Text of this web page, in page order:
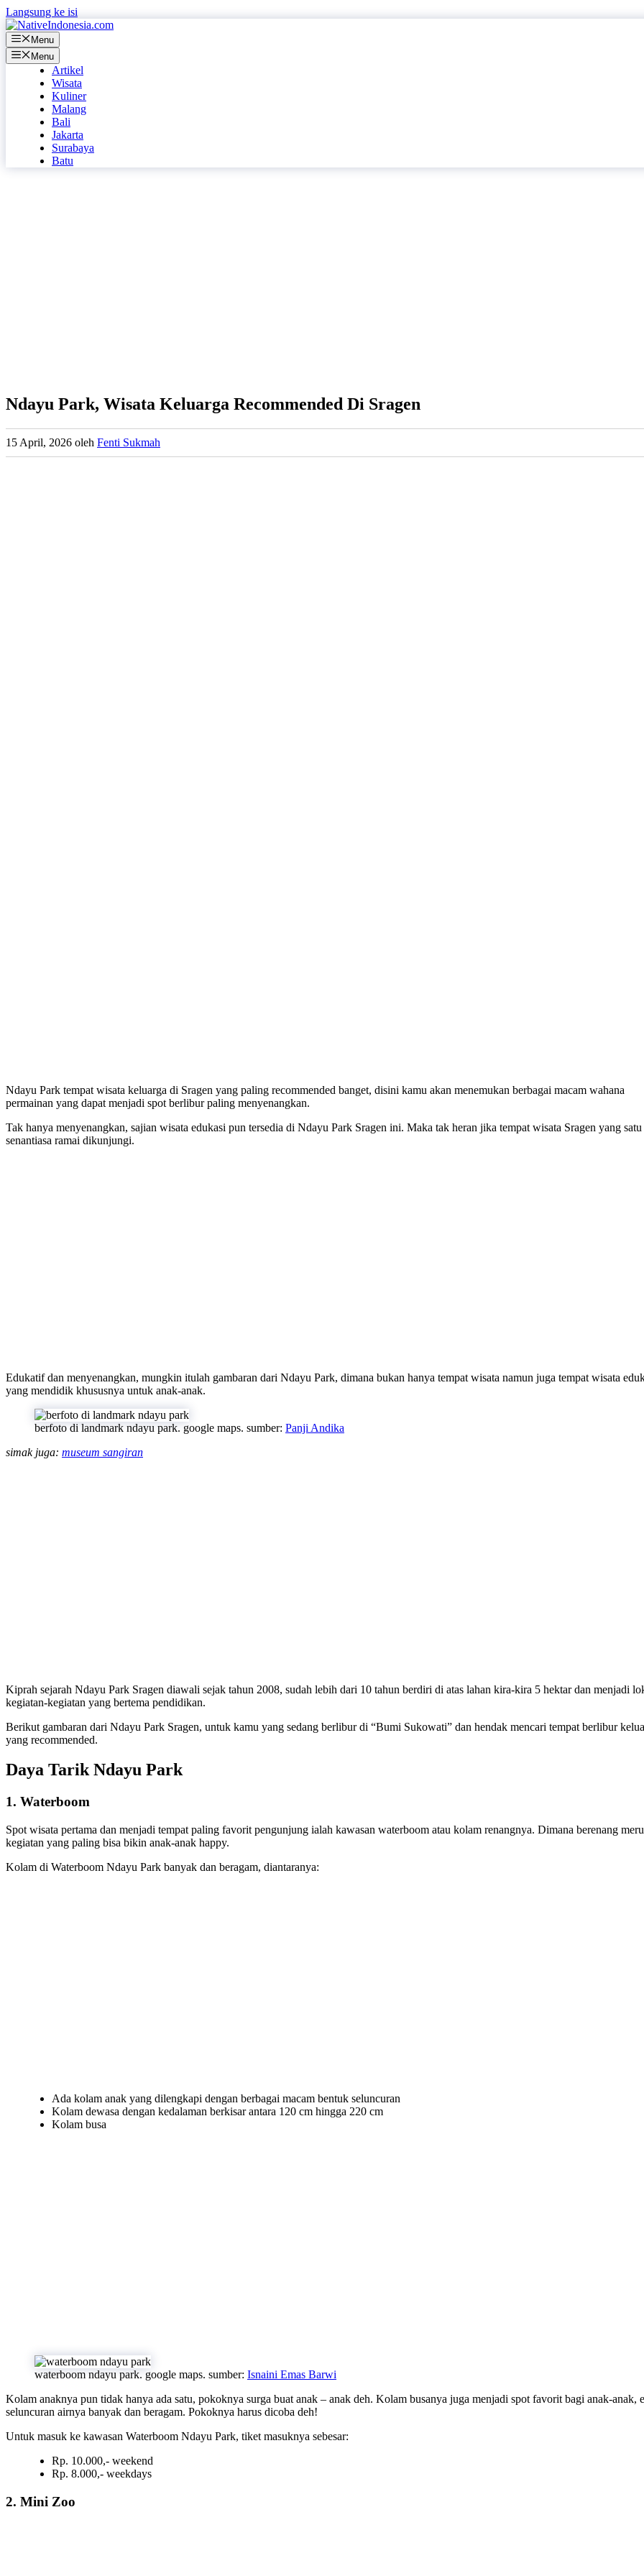
Langsung ke isi
Menu
Menu
Artikel
Wisata
Kuliner
Malang
Bali
Jakarta
Surabaya
Batu
Ndayu Park, Wisata Keluarga Recommended Di Sragen
15 April, 2026 oleh Fenti Sukmah
Ndayu Park tempat wisata keluarga di Sragen yang paling recommended banget, disini kamu akan menemukan berbagai macam wahana
permainan yang dapat menjadi spot berlibur paling menyenangkan.
Tak hanya menyenangkan, sajian wisata edukasi pun tersedia di Ndayu Park Sragen ini. Maka tak heran jika tempat wisata Sragen yang
senantiasa ramai dikunjungi.
Edukatif dan menyenangkan, mungkin itulah gambaran dari Ndayu Park, dimana bukan hanya tempat wisata namun juga tempat wisata
yang mendidik khususnya untuk anak-anak.
berfoto di landmark ndayu park. google maps. sumber: Panji Andika
simak juga: museum sangiran
Kiprah sejarah Ndayu Park Sragen diawali sejak tahun 2008, sudah lebih dari 10 tahun berdiri di atas lahan kira-kira 5 hektar dan menjadi
kegiatan-kegiatan yang bertema pendidikan.
Berikut gambaran dari Ndayu Park Sragen, untuk kamu yang sedang berlibur di “Bumi Sukowati” dan hendak mencari tempat berlibur
yang recommended.
Daya Tarik Ndayu Park
1. Waterboom
Spot wisata pertama dan menjadi tempat paling favorit pengunjung ialah kawasan waterboom atau kolam renangnya. Dimana berenang
kegiatan yang paling bisa bikin anak-anak happy.
Kolam di Waterboom Ndayu Park banyak dan beragam, diantaranya:
Ada kolam anak yang dilengkapi dengan berbagai macam bentuk seluncuran
Kolam dewasa dengan kedalaman berkisar antara 120 cm hingga 220 cm
Kolam busa
waterboom ndayu park. google maps. sumber: Isnaini Emas Barwi
Kolam anaknya pun tidak hanya ada satu, pokoknya surga buat anak – anak deh. Kolam busanya juga menjadi spot favorit bagi anak-anak,
seluncuran airnya banyak dan beragam. Pokoknya harus dicoba deh!
Untuk masuk ke kawasan Waterboom Ndayu Park, tiket masuknya sebesar:
Rp. 10.000,- weekend
Rp. 8.000,- weekdays
2. Mini Zoo